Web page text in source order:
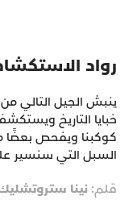
رواد
ينبش الجيل التالي
خبايا التاريخ
كوكبنا ويفحص بعضًا
السبل التي سنسير
قلم: نينا